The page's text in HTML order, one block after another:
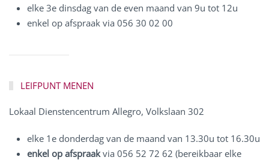
elke 3e dinsdag van de even maand van 9u tot 12u
enkel op afspraak via 056 30 02 00
LEIFPUNT MENEN
Lokaal Dienstencentrum Allegro, Volkslaan 302
elke 1e donderdag van de maand van 13.30u tot 16.30u
enkel op afspraakvia 056 52 72 62 (bereikbaar elke